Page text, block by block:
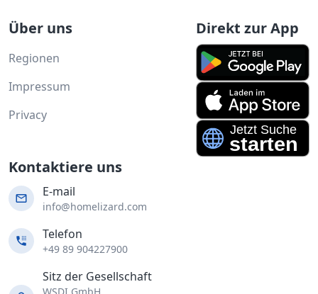
Über uns
Regionen
Impressum
Privacy
Direkt zur App
Kontaktiere uns
E-mail
info@homelizard.com
Telefon
+49 89 904227900
Sitz der Gesellschaft